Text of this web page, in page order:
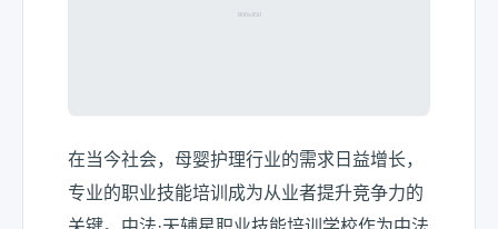
在当今社会，母婴护理行业的需求日益增长，
专业的职业技能培训成为从业者提升竞争力的